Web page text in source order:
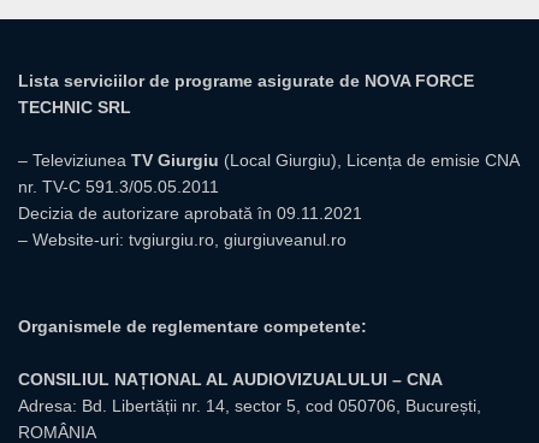
Lista serviciilor de programe asigurate de NOVA FORCE
TECHNIC SRL
– Televiziunea TV Giurgiu (Local Giurgiu), Licența de emisie CNA
nr. TV-C 591.3/05.05.2011
Decizia de autorizare aprobată în 09.11.2021
– Website-uri: tvgiurgiu.ro giurgiuveanul.ro
Organismele de reglementare competente:
CONSILIUL NAȚIONAL AL AUDIOVIZUALULUI – CNA
Adresa: Bd. Libertății nr. 14, sector 5, cod 050706, București,
ROMÂNIA